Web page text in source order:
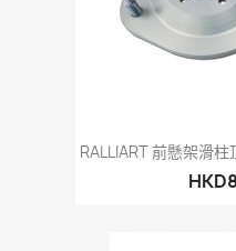
RALLIART 前懸架滑